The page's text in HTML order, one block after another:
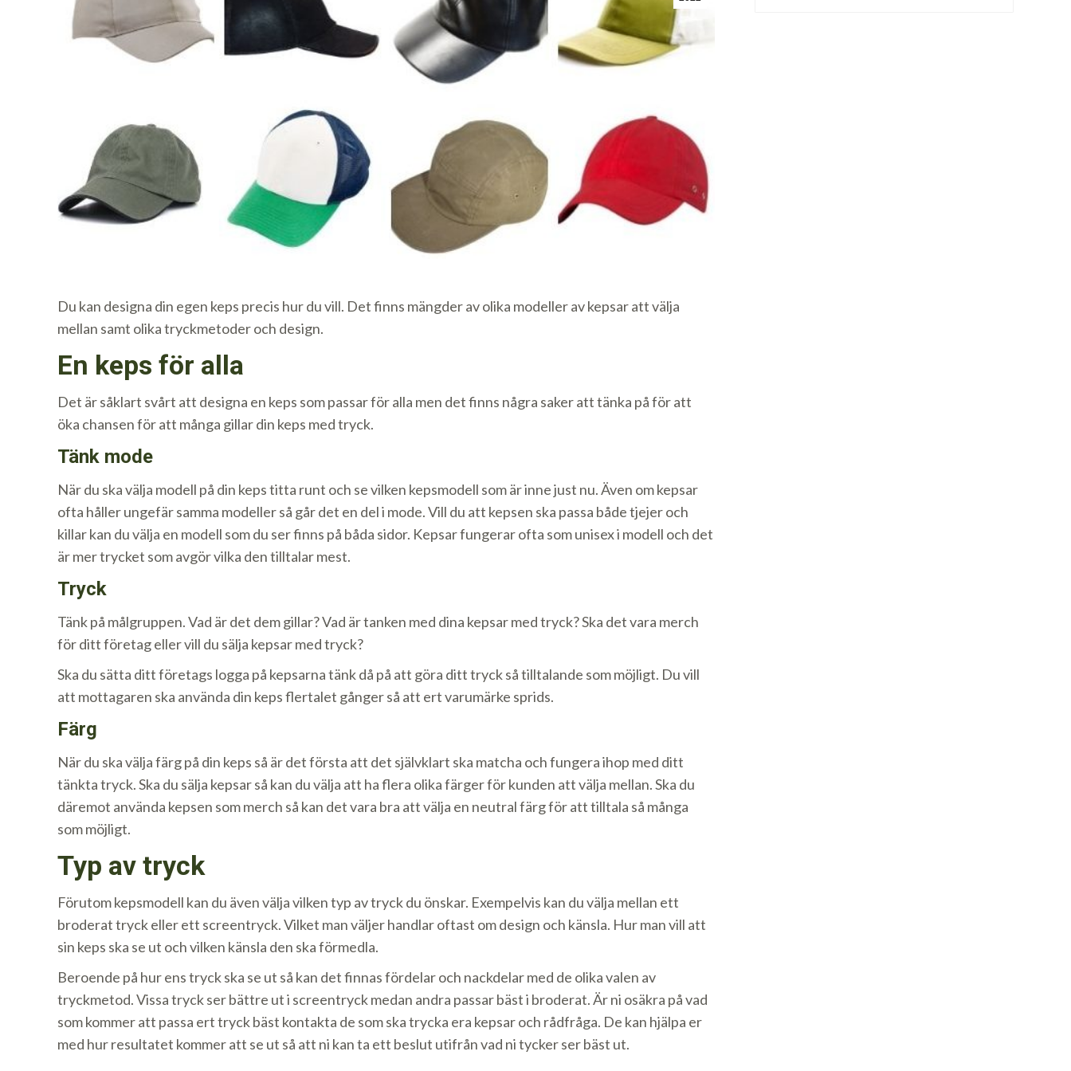
Du kan designa din egen keps precis hur du vill. Det finns mängder av olika modeller av kepsar att välja
mellan samt olika tryckmetoder och design.
En keps för alla
Det är såklart svårt att designa en keps som passar för alla men det finns några saker att tänka på för att
öka chansen för att många gillar din keps med tryck.
Tänk mode
När du ska välja modell på din keps titta runt och se vilken kepsmodell som är inne just nu. Även om kepsar
ofta håller ungefär samma modeller så går det en del i mode. Vill du att kepsen ska passa både tjejer och
killar kan du välja en modell som du ser finns på båda sidor. Kepsar fungerar ofta som unisex i modell och det
är mer trycket som avgör vilka den tilltalar mest.
Tryck
Tänk på målgruppen. Vad är det dem gillar? Vad är tanken med dina kepsar med tryck? Ska det vara merch
för ditt företag eller vill du sälja kepsar med tryck?
Ska du sätta ditt företags logga på kepsarna tänk då på att göra ditt tryck så tilltalande som möjligt. Du vill
att mottagaren ska använda din keps flertalet gånger så att ert varumärke sprids.
Färg
När du ska välja färg på din keps så är det första att det självklart ska matcha och fungera ihop med ditt
tänkta tryck. Ska du sälja kepsar så kan du välja att ha flera olika färger för kunden att välja mellan. Ska du
däremot använda kepsen som merch så kan det vara bra att välja en neutral färg för att tilltala så många
som möjligt.
Typ av tryck
Förutom kepsmodell kan du även välja vilken typ av tryck du önskar. Exempelvis kan du välja mellan ett
broderat tryck eller ett screentryck. Vilket man väljer handlar oftast om design och känsla. Hur man vill att
sin keps ska se ut och vilken känsla den ska förmedla.
Beroende på hur ens tryck ska se ut så kan det finnas fördelar och nackdelar med de olika valen av
tryckmetod. Vissa tryck ser bättre ut i screentryck medan andra passar bäst i broderat. Är ni osäkra på vad
som kommer att passa ert tryck bäst kontakta de som ska trycka era kepsar och rådfråga. De kan hjälpa er
med hur resultatet kommer att se ut så att ni kan ta ett beslut utifrån vad ni tycker ser bäst ut.